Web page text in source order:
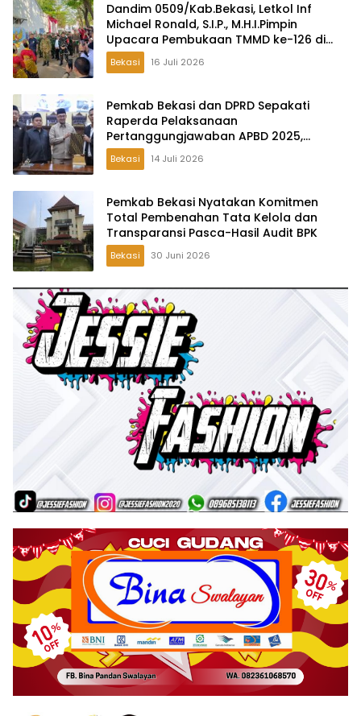
Dandim 0509/Kab.Bekasi, Letkol Inf
Michael Ronald, S.I.P., M.H.I.Pimpin
Upacara Pembukaan TMMD ke-126 di
Desa Wibawamulya
Bekasi 16 Juli 2026
Pemkab Bekasi dan DPRD Sepakati
Raperda Pelaksanaan
Pertanggungjawaban APBD 2025,
Perkuat Akuntabilitas Tata Kelola
Keuangan Daerah
Bekasi 14 Juli 2026
Pemkab Bekasi Nyatakan Komitmen
Total Pembenahan Tata Kelola dan
Transparansi Pasca-Hasil Audit BPK
Bekasi 30 Juni 2026